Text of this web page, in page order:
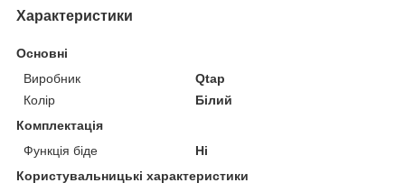
Характеристики
Основні
Виробник
Qtap
Колір
Білий
Комплектація
Функція біде
Ні
Користувальницькі характеристики